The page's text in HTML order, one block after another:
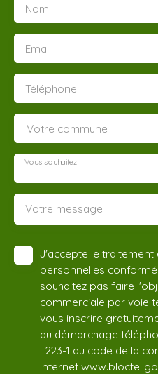
Nom
Email
Téléphone
Votre commune
-
Vous souhaitez
Votre message
J'accepte le traitement
personnelles
souhaitez pas faire
commerciale par voie
vous inscrire
au démarchage
L223-1 du code de la
Internet